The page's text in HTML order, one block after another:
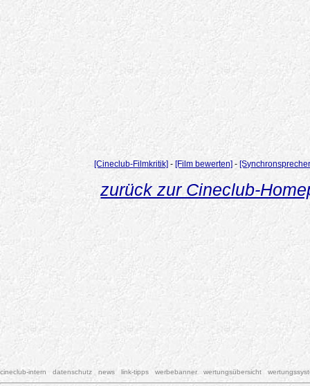
[Cineclub-Filmkritik] - [Film bewerten] -
zurück zur Cineclub-
cineclub-intern datenschutz news link-tipps werbebanner wertungsübersicht